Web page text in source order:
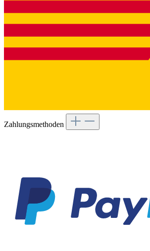
Zahlungsmethoden